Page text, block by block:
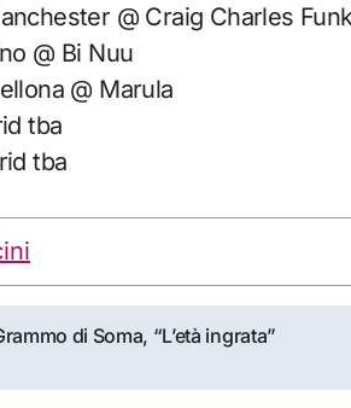
@ Craig Charles
@ Bi Nuu
@ Marula
tba
tba
di Soma, “L’età ingrata”